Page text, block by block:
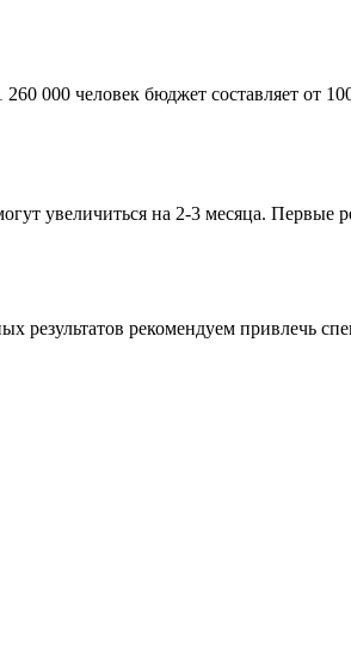
000 человек бюджет составляет от
увеличиться на 2-3 месяца. Первые
результатов рекомендуем привлечь